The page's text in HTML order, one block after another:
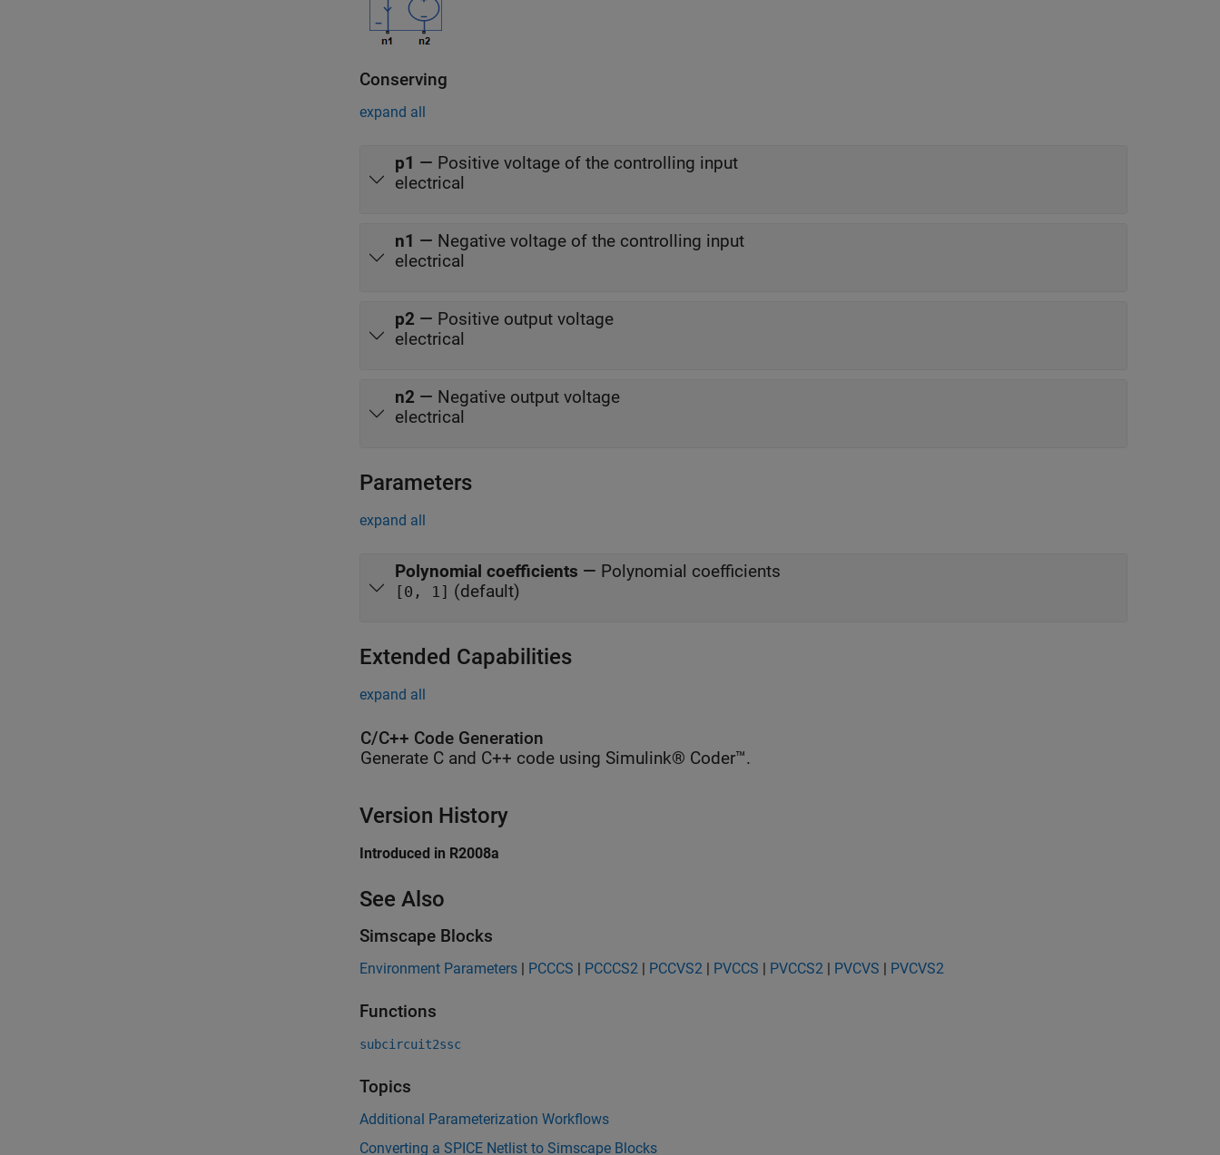
Conserving
expand all
p1 — Positive voltage of the controlling input
electrical
n1 — Negative voltage of the controlling input
electrical
p2 — Positive output voltage
electrical
n2 — Negative output voltage
electrical
Parameters
expand all
Polynomial coefficients — Polynomial coefficients
[0, 1] (default)
Extended Capabilities
expand all
C/C++ Code Generation
Generate C and C++ code using Simulink® Coder™.
Version History
Introduced in R2008a
See Also
Simscape Blocks
Environment Parameters | PCCCS | PCCCS2 | PCCVS2 | PVCCS | PVCCS2 | PVCVS | PVCVS2
Functions
subcircuit2ssc
Topics
Additional Parameterization Workflows
Converting a SPICE Netlist to Simscape Blocks